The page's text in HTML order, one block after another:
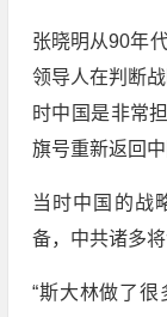
张晓明从90年
领导人在判断
时中国是非常
旗号重新返回中
当时中国的战
备，中共诸多
“斯大林做了